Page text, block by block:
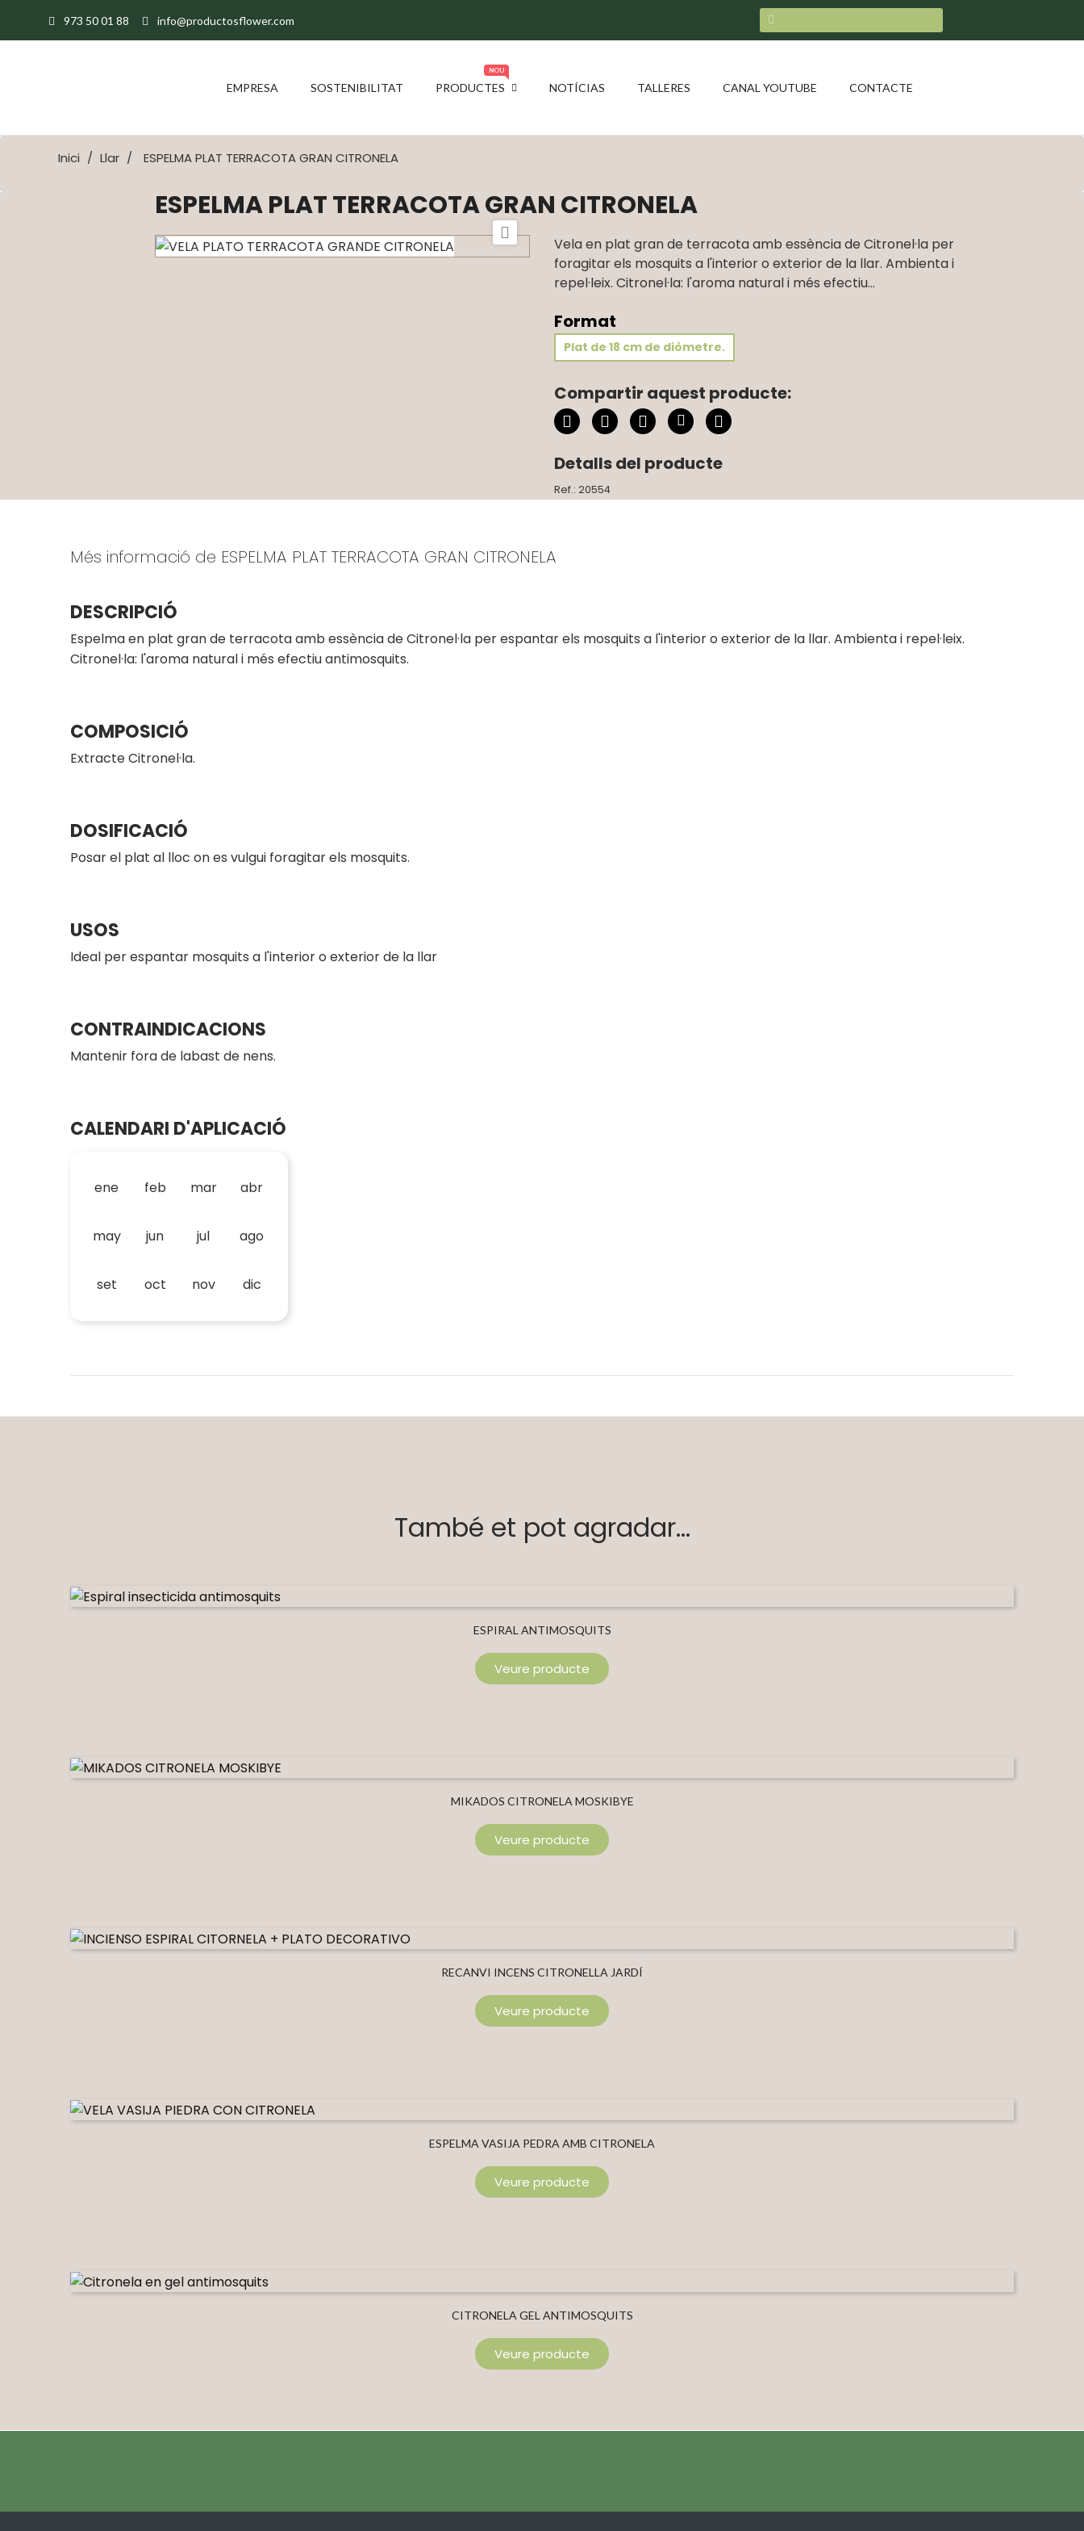
973 50 01 88 info@productosflower.com
EMPRESA SOSTENIBILITAT PRODUCTES
NOU
NOTÍCIAS TALLERES CANAL YOUTUBE CONTACTE
Inici Llar ESPELMA PLAT TERRACOTA GRAN CITRONELA
ESPELMA PLAT TERRACOTA GRAN CITRONELA

Vela en plat gran de terracota amb essència de Citronel·la per
foragitar els mosquits a l'interior o exterior de la llar. Ambienta i
repel·leix. Citronel·la: l'aroma natural i més efectiu...
Format
Plat de 18 cm de diòmetre.
Compartir aquest producte:
Detalls del producte
Ref.: 20554
Més informació de ESPELMA PLAT TERRACOTA GRAN CITRONELA
DESCRIPCIÓ
Espelma en plat gran de terracota amb essència de Citronel·la per espantar els mosquits a l'interior o exterior de la llar. Ambienta i repel·leix.
Citronel·la: l'aroma natural i més efectiu antimosquits.
COMPOSICIÓ
Extracte Citronel·la.
DOSIFICACIÓ
Posar el plat al lloc on es vulgui foragitar els mosquits.
USOS
Ideal per espantar mosquits a l'interior o exterior de la llar
CONTRAINDICACIONS
Mantenir fora de labast de nens.
CALENDARI D'APLICACIÓ
ene feb mar abr
may jun jul ago
set oct nov dic
També et pot agradar...
ESPIRAL ANTIMOSQUITS
Veure producte
MIKADOS CITRONELA MOSKIBYE
Veure producte
RECANVI INCENS CITRONELLA JARDÍ
Veure producte
ESPELMA VASIJA PEDRA AMB CITRONELA
Veure producte
CITRONELA GEL ANTIMOSQUITS
Veure producte